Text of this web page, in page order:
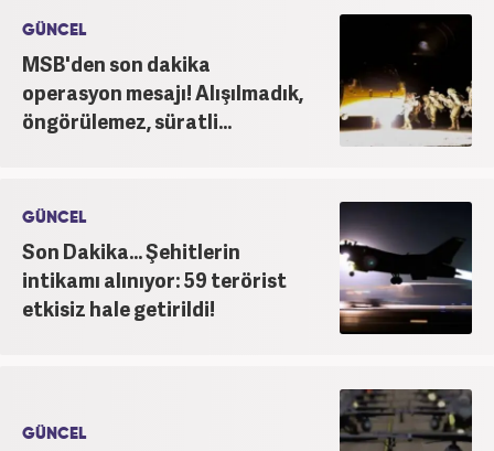
GÜNCEL
MSB'den son dakika
operasyon mesajı! Alışılmadık,
öngörülemez, süratli...
GÜNCEL
Son Dakika... Şehitlerin
intikamı alınıyor: 59 terörist
etkisiz hale getirildi!
GÜNCEL